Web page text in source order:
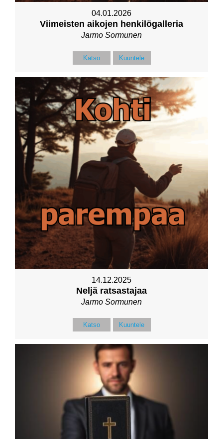
04.01.2026
Viimeisten aikojen henkilögalleria
Jarmo Sormunen
Katso Kuuntele
14.12.2025
Neljä ratsastajaa
Jarmo Sormunen
Katso Kuuntele